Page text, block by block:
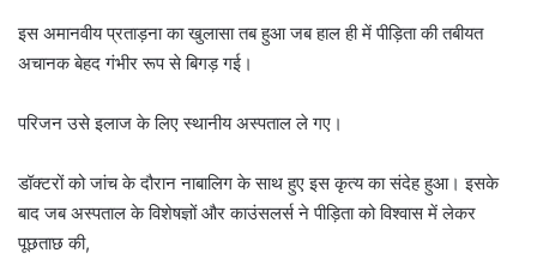
इस अमानवीय प्रताड़ना का खुलासा तब हुआ जब हाल ही में पीड़िता की तबीयत
अचानक बेहद गंभीर रूप से बिगड़ गई।
परिजन उसे इलाज के लिए स्थानीय अस्पताल ले गए।
डॉक्टरों को जांच के दौरान नाबालिग के साथ हुए इस कृत्य का संदेह हुआ। इसके
बाद जब अस्पताल के विशेषज्ञों और काउंसलर्स ने पीड़िता को विश्वास में लेकर
पूछताछ की,